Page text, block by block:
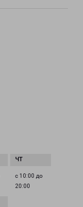
с 10:00 до
20:00